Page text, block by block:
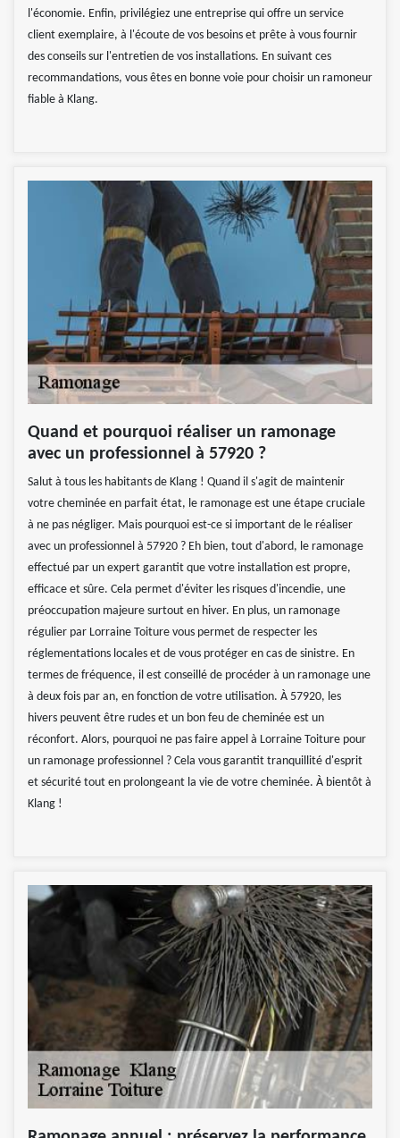
l'économie. Enfin, privilégiez une entreprise qui offre un service
client exemplaire, à l'écoute de vos besoins et prête à vous fournir
des conseils sur l'entretien de vos installations. En suivant ces
recommandations, vous êtes en bonne voie pour choisir un ramoneur
fiable à Klang.
Quand et pourquoi réaliser un ramonage
avec un professionnel à 57920 ?
Salut à tous les habitants de Klang ! Quand il s'agit de maintenir
votre cheminée en parfait état, le ramonage est une étape cruciale
à ne pas négliger. Mais pourquoi est-ce si important de le réaliser
avec un professionnel à 57920 ? Eh bien, tout d'abord, le ramonage
effectué par un expert garantit que votre installation est propre,
efficace et sûre. Cela permet d'éviter les risques d'incendie, une
préoccupation majeure surtout en hiver. En plus, un ramonage
régulier par Lorraine Toiture vous permet de respecter les
réglementations locales et de vous protéger en cas de sinistre. En
termes de fréquence, il est conseillé de procéder à un ramonage une
à deux fois par an, en fonction de votre utilisation. À 57920, les
hivers peuvent être rudes et un bon feu de cheminée est un
réconfort. Alors, pourquoi ne pas faire appel à Lorraine Toiture pour
un ramonage professionnel ? Cela vous garantit tranquillité d'esprit
et sécurité tout en prolongeant la vie de votre cheminée. À bientôt à
Klang !